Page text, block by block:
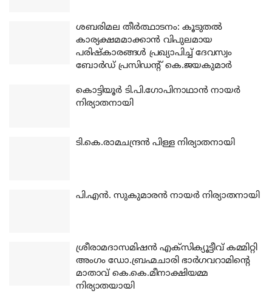
ശബരിമല തീര്‍ത്ഥാടനം: കൂടുതല്‍
കാര്യക്ഷമമാക്കാന്‍ വിപുലമായ
പരിഷ്‌കാരങ്ങള്‍ പ്രഖ്യാപിച്ച് ദേവസ്വം
ബോര്‍ഡ് പ്രസിഡന്റ് കെ.ജയകുമാര്‍
കൊട്ടിയൂര്‍ ടി.പി.ഗോപിനാഥാന്‍ നായര്‍
നിര്യാതനായി
ടി.കെ.രാമചന്ദ്രന്‍ പിള്ള നിര്യാതനായി
പി.എന്‍. സുകുമാരന്‍ നായര്‍ നിര്യാതനായി
ശ്രീരാമദാസമിഷന്‍ എക്‌സിക്യൂട്ടീവ് കമ്മിറ്റി
അംഗം ഡോ.ബ്രഹ്മചാരി ഭാര്‍ഗവറാമിന്റെ
മാതാവ് കെ.കെ.മീനാക്ഷിയമ്മ
നിര്യാതയായി